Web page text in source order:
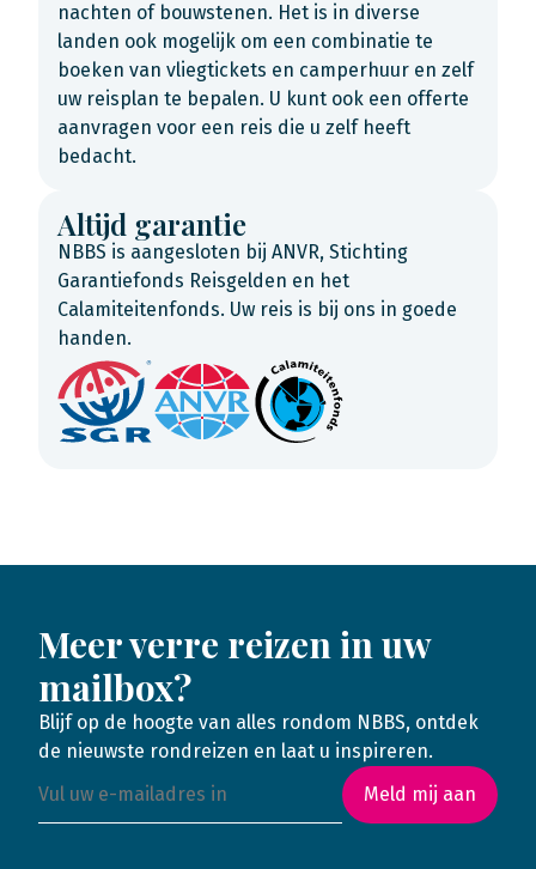
nachten of bouwstenen. Het is in diverse
landen ook mogelijk om een combinatie te
boeken van vliegtickets en camperhuur en zelf
uw reisplan te bepalen. U kunt ook een offerte
aanvragen voor een reis die u zelf heeft
bedacht.
Altijd garantie
NBBS is aangesloten bij ANVR, Stichting
Garantiefonds Reisgelden en het
Calamiteitenfonds. Uw reis is bij ons in goede
handen.
Meer verre reizen in uw
mailbox?
Blijf op de hoogte van alles rondom NBBS, ontdek
de nieuwste rondreizen en laat u inspireren.
Meld mij aan